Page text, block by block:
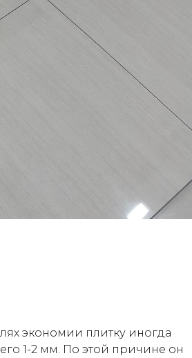
экономии плитку иногда
1-2 мм. По этой причине он